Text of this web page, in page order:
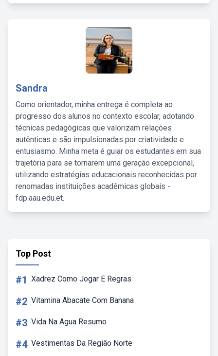
Sandra
Como orientador, minha entrega é completa ao
progresso dos alunos no contexto escolar, adotando
técnicas pedagógicas que valorizam relações
autênticas e são impulsionadas por criatividade e
entusiasmo. Minha meta é guiar os estudantes em sua
trajetória para se tornarem uma geração excepcional,
utilizando estratégias educacionais reconhecidas por
renomadas instituições acadêmicas globais -
fdp.aau.edu.et.
Top Post
#1 Xadrez Como Jogar E Regras
#2 Vitamina Abacate Com Banana
#3 Vida Na Agua Resumo
#4 Vestimentas Da Região Norte